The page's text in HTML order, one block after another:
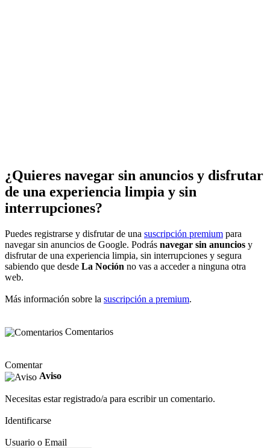
¿Quieres navegar sin anuncios y disfrutar
de una experiencia limpia y sin
interrupciones?
Puedes registrarse y disfrutar de una suscripción premium para
navegar sin anuncios de Google. Podrás navegar sin anuncios y
disfrutar de una experiencia limpia, sin interrupciones y segura
sabiendo que desde La Noción no vas a acceder a ninguna otra
web.
Más información sobre la suscripción a premium.
Comentarios
Comentar
Aviso
Necesitas estar registrado/a para escribir un comentario.
Identificarse
Usuario o Email